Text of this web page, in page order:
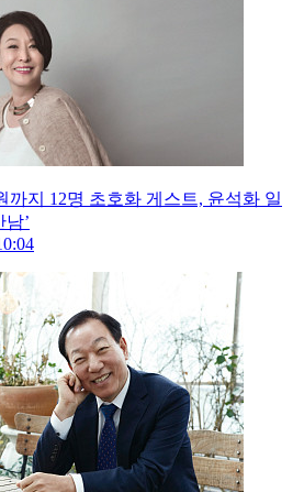
까지 12명 초호화 게스트, 윤석화 일
’